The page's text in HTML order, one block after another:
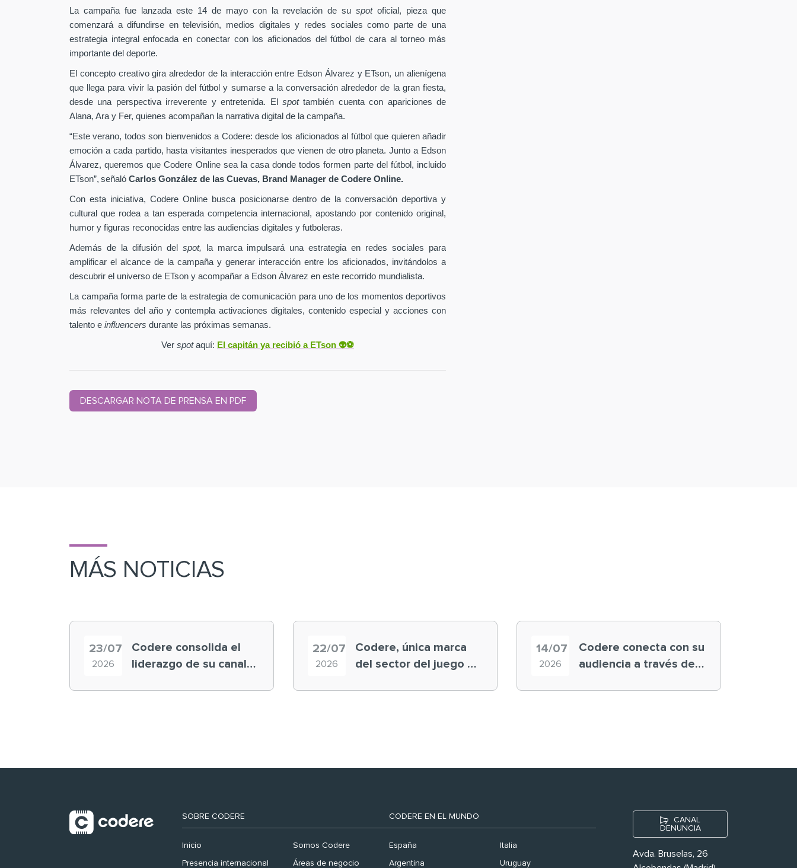
La campaña fue lanzada este 14 de mayo con la revelación de su spot oficial, pieza que
comenzará a difundirse en televisión, medios digitales y redes sociales como parte de una
estrategia integral enfocada en conectar con los aficionados del fútbol de cara al torneo más
importante del deporte.
El concepto creativo gira alrededor de la interacción entre Edson Álvarez y ETson, un alienígena
que llega para vivir la pasión del fútbol y sumarse a la conversación alrededor de la gran fiesta,
desde una perspectiva irreverente y entretenida. El spottambién cuenta con apariciones de
Alana, Ara y Fer, quienes acompañan la narrativa digital de la campaña.
“Este verano, todos son bienvenidos a Codere: desde los aficionados al fútbol que quieren añadir
emoción a cada partido, hasta visitantes inesperados que vienen de otro planeta. Junto a Edson
Álvarez, queremos que Codere Online sea la casa donde todos formen parte del fútbol, incluido
ETson”, señaló Carlos González de las Cuevas, Brand Manager de Codere Online.
Con esta iniciativa, Codere Online busca posicionarse dentro de la conversación deportiva y
cultural que rodea a tan esperada competencia internacional, apostando por contenido original,
humor y figuras reconocidas entre las audiencias digitales y futboleras.
Además de la difusión del spot,
la marca impulsará una estrategia en redes sociales para
amplificar el alcance de la campaña y generar interacción entre los aficionados, invitándolos a
descubrir el universo de ETson y acompañar a Edson Álvarez en este recorrido mundialista.
La campaña forma parte de la estrategia de comunicación para uno de los momentos deportivos
más relevantes del año y contempla activaciones digitales, contenido especial y acciones con
talento e influencers durante las próximas semanas.
Ver spotaquí: El capitán ya recibió a ETson 👽⚽️
DESCARGAR NOTA DE PRENSA EN PDF
MÁS NOTICIAS
23/07
2026
Codere consolida el
liderazgo de su canal
22/07
2026
Codere, única marca
del sector del juego en
14/07
2026
Codere conecta con su
audiencia a través de
SOBRE CODERE
Inicio Somos Codere
Presencia internacional Áreas de negocio
CODERE EN EL MUNDO
España Italia
Argentina Uruguay
CANAL
DENUNCIA
Avda. Bruselas, 26